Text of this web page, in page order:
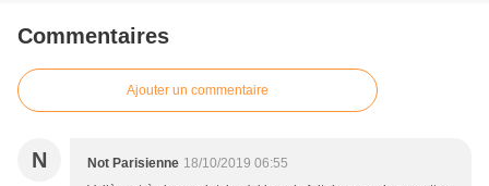
Commentaires
Ajouter un commentaire
N Not Parisienne 18/10/2019 06:55